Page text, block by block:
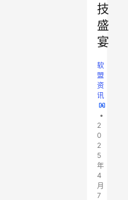
技
盛
宴
软
盟
资
讯
•
2
0
2
5
年
4
月
7